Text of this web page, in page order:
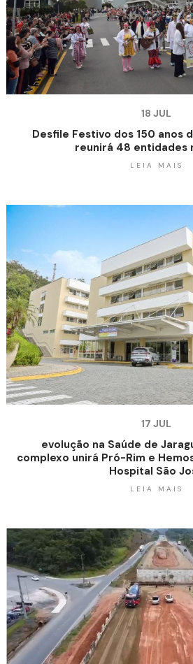
18 JUL
Desfile Festivo dos 150 anos
reunirá 48 entidades
LEIA MAIS
17 JUL
evolução na Saúde de
complexo unirá Pró-Rim e
Hospital São
LEIA MAIS